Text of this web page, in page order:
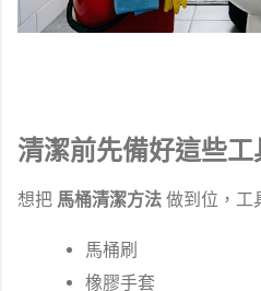
清潔前先備好這些
想把 馬桶清潔方法 做到位，工
馬桶刷
橡膠手套